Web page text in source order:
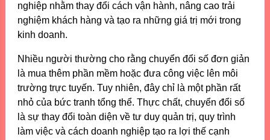
nghiệp nhằm thay đổi cách vận hành, nâng cao trải
nghiệm khách hàng và tạo ra những giá trị mới trong
kinh doanh.
Nhiều người thường cho rằng chuyển đổi số đơn giản
là mua thêm phần mềm hoặc đưa công việc lên môi
trường trực tuyến. Tuy nhiên, đây chỉ là một phần rất
nhỏ của bức tranh tổng thể. Thực chất, chuyển đổi số
là sự thay đổi toàn diện về tư duy quản trị, quy trình
làm việc và cách doanh nghiệp tạo ra lợi thế cạnh